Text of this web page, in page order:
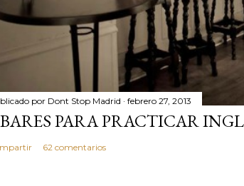
por Dont Stop Madrid febrero 27, 2013
PARA PRACTICAR
62 comentarios